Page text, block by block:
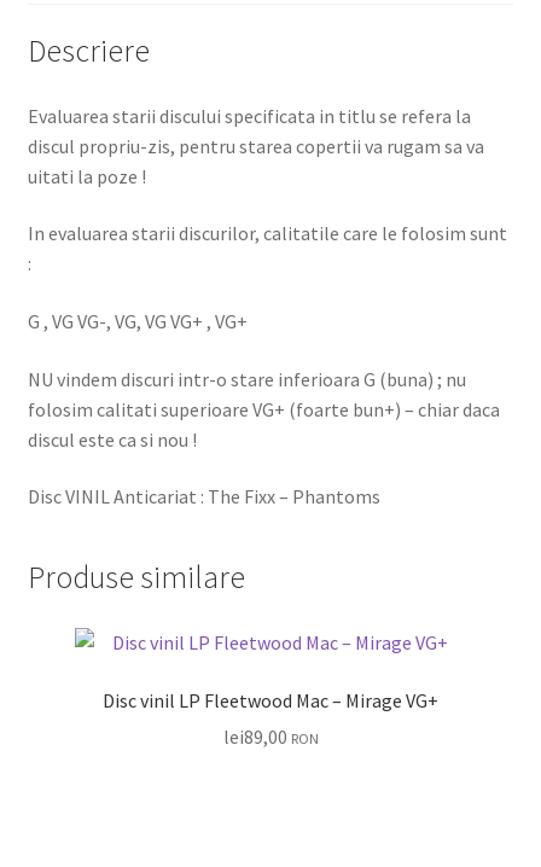
Descriere
Evaluarea starii discului specificata in titlu se refera la
discul propriu-zis, pentru starea copertii va rugam sa va
uitati la poze !
In evaluarea starii discurilor, calitatile care le folosim sunt
:
G , VG VG-, VG, VG VG+ , VG+
NU vindem discuri intr-o stare inferioara G (buna) ; nu
folosim calitati superioare VG+ (foarte bun+) – chiar daca
discul este ca si nou !
Disc VINIL Anticariat : The Fixx – Phantoms
Produse similare
Disc vinil LP Fleetwood Mac ‎– Mirage VG+
lei89,00 RON